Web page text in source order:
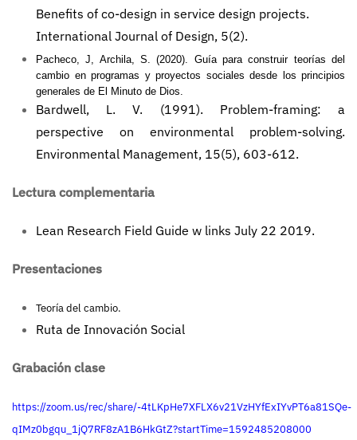
Benefits of co-design in service design projects.
International Journal of Design, 5(2).
Pacheco, J, Archila, S. (2020). Guía para construir teorías del
cambio en programas y proyectos sociales desde los principios
generales de El Minuto de Dios.
Bardwell, L. V. (1991). Problem-framing: a
perspective on environmental problem-solving.
Environmental Management, 15(5), 603-612.
Lectura complementaria
Lean Research Field Guide w links July 22 2019.
Presentaciones
Teoría del cambio.
Ruta de Innovación Social
Grabación clase
https://zoom.us/rec/share/-4tLKpHe7XFLX6v21VzHYfExIYvPT6a81SQe-
qIMz0bgqu_1jQ7RF8zA1B6HkGtZ?startTime=1592485208000